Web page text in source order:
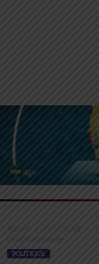
Accueil POLITIQUE
constitutionnelle...
POLITIQUE